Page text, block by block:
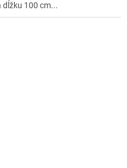
dĺžku 100 cm...